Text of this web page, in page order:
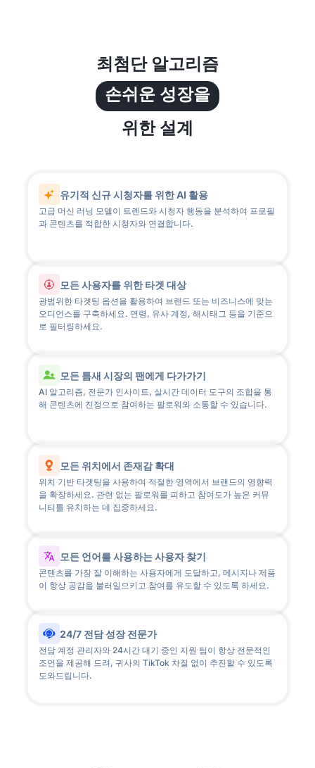
최첨단 알고리즘
손쉬운 성장을
위한 설계
유기적 신규 시청자를 위한 AI 활용
고급 머신 러닝 모델이 트렌드와 시청자 행동을 분석하여 프로필
과 콘텐츠를 적합한 시청자와 연결합니다.
모든 사용자를 위한 타겟 대상
광범위한 타겟팅 옵션을 활용하여 브랜드 또는 비즈니스에 맞는
오디언스를 구축하세요. 연령, 유사 계정, 해시태그 등을 기준으
로 필터링하세요.
모든 틈새 시장의 팬에게 다가가기
AI 알고리즘, 전문가 인사이트, 실시간 데이터 도구의 조합을 통
해 콘텐츠에 진정으로 참여하는 팔로워와 소통할 수 있습니다.
모든 위치에서 존재감 확대
위치 기반 타겟팅을 사용하여 적절한 영역에서 브랜드의 영향력
을 확장하세요. 관련 없는 팔로워를 피하고 참여도가 높은 커뮤
니티를 유치하는 데 집중하세요.
모든 언어를 사용하는 사용자 찾기
콘텐츠를 가장 잘 이해하는 사용자에게 도달하고, 메시지나 제품
이 항상 공감을 불러일으키고 참여를 유도할 수 있도록 하세요.
24/7 전담 성장 전문가
전담 계정 관리자와 24시간 대기 중인 지원 팀이 항상 전문적인
조언을 제공해 드려, 귀사의 TikTok 차질 없이 추진할 수 있도록
도와드립니다.